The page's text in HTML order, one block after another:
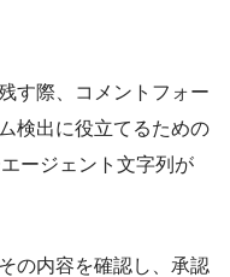
す際、コメントフォー
検出に役立てるための
ージェント文字列が
の内容を確認し、承認